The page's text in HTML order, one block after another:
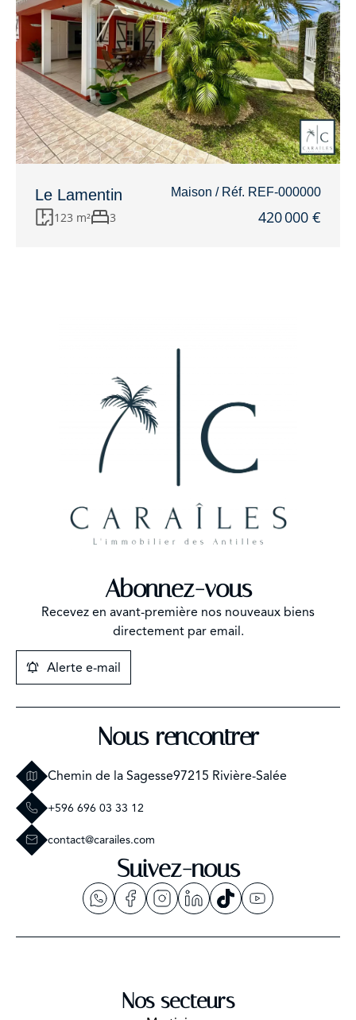
Le Lamentin Maison / Réf. REF-000000
123 m² 3 420 000 €
Abonnez-vous
Recevez en avant-première nos nouveaux biens
directement par email.
Alerte e-mail
Nous rencontrer
Chemin de la Sagesse97215 Rivière-Salée
+596 696 03 33 12
contact@carailes.com
Suivez-nous
Nos secteurs